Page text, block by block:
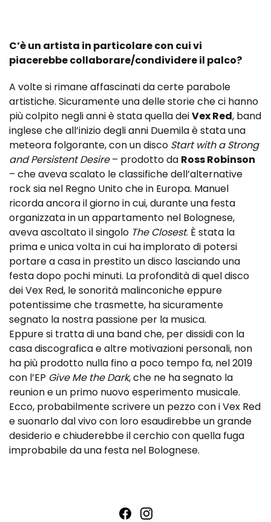
C’è un artista in particolare con cui vi
piacerebbe collaborare/condividere il palco?
A volte si rimane affascinati da certe parabole
artistiche. Sicuramente una delle storie che ci hanno
più colpito negli anni è stata quella deiVex Red, band
inglese che all’inizio degli anni Duemila è stata una
meteora folgorante, con un disco Start with a Strong
and Persistent Desire– prodotto da Ross Robinson
– che aveva scalato le classifiche dell’alternative
rock sia nel Regno Unito che in Europa. Manuel
ricorda ancora il giorno in cui, durante una festa
organizzata in un appartamento nel Bolognese,
aveva ascoltato il singolo The Closest. È stata la
prima e unica volta in cui ha implorato di potersi
portare a casa in prestito un disco lasciando una
festa dopo pochi minuti. La profondità di quel disco
dei Vex Red, le sonorità malinconiche eppure
potentissime che trasmette, ha sicuramente
segnato la nostra passione per la musica.
Eppure si tratta di una band che, per dissidi con la
casa discografica e altre motivazioni personali, non
ha più prodotto nulla fino a poco tempo fa, nel 2019
con l’EP Give Me the Dark, che ne ha segnato la
reunion e un primo nuovo esperimento musicale.
Ecco, probabilmente scrivere un pezzo con i Vex Red
e suonarlo dal vivo con loro esaudirebbe un grande
desiderio e chiuderebbe il cerchio con quella fuga
improbabile da una festa nel Bolognese.